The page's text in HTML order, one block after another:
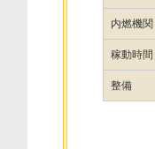
内燃機関
稼動時間
整備